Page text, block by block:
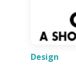
Design